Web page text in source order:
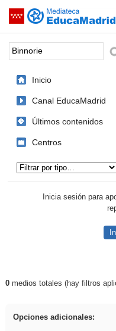
Saltar navegación
Palabra o frase:
Inicio
Canal EducaMadrid
Últimos contenidos
Centros
Inicia sesión para
Resultados de:
0medios totales (hay filtros
Opciones adicionales: